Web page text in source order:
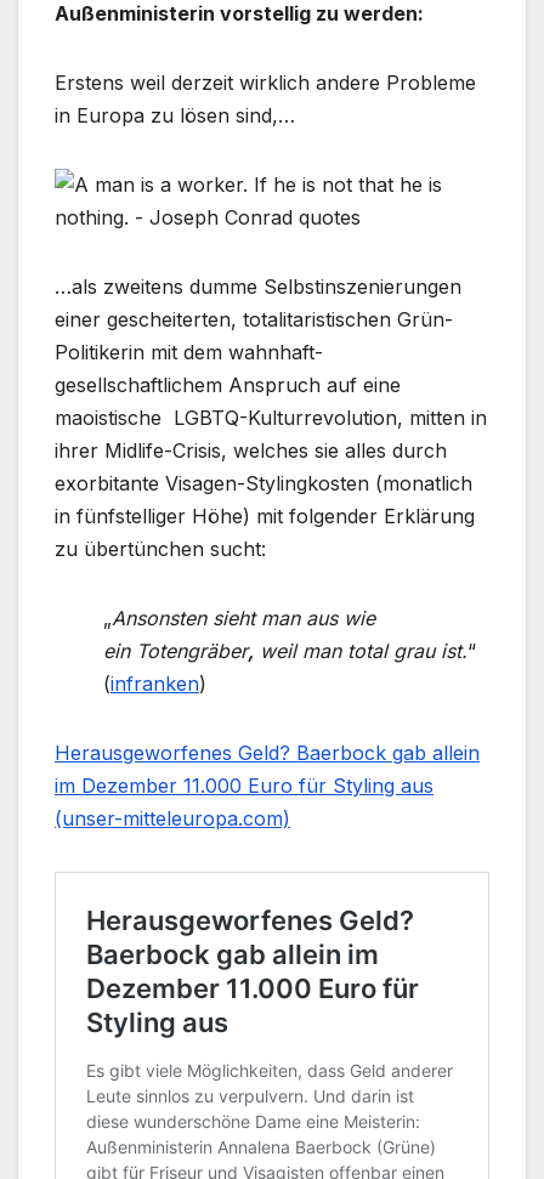
Außenministerin vorstellig zu werden:
Erstens weil derzeit wirklich andere Probleme
in Europa zu lösen sind,…
…als zweitens dumme Selbstinszenierungen
einer gescheiterten, totalitaristischen Grün-
Politikerin mit dem wahnhaft-
gesellschaftlichem Anspruch auf eine
maoistische LGBTQ-Kulturrevolution, mitten in
ihrer Midlife-Crisis, welches sie alles durch
exorbitante Visagen-Stylingkosten (monatlich
in fünfstelliger Höhe) mit folgender Erklärung
zu übertünchen sucht:
„Ansonsten sieht man aus wie
ein Totengräber, weil man total grau ist.“
(infranken)
Herausgeworfenes Geld? Baerbock gab allein
im Dezember 11.000 Euro für Styling aus
(unser-mitteleuropa.com)